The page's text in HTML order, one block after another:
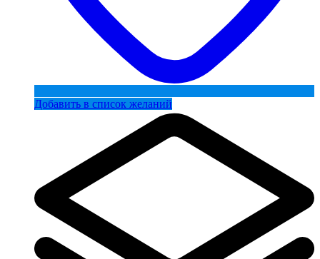
Добавить в список желаний